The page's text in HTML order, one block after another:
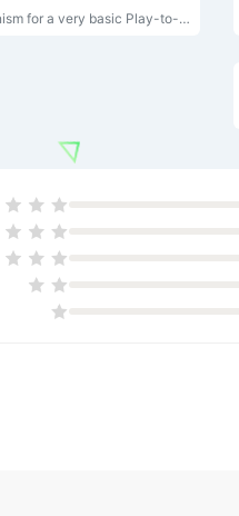
Simple Token Mining Mechanism for a very basic Play-to-Earn game. Players just need to upgrade their mines in game to earn the $CATGM token.